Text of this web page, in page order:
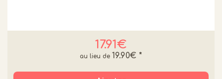
17.91€
19.90€ *